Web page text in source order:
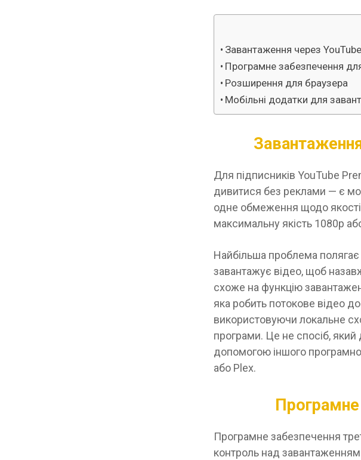
Завантаження через
Програмне забезпечення
Розширення для браузера
Мобільні додатки для
Для підписників YouTube
дивитися без реклами — є
одне обмеження щодо
максимальну якість 1080p
Найбільша проблема
завантажує відео, щоб
схоже на функцію
яка робить потокове відео
використовуючи локальне
програми. Це не спосіб,
допомогою іншого
або Plex.
Програмне забезпечення
контроль над